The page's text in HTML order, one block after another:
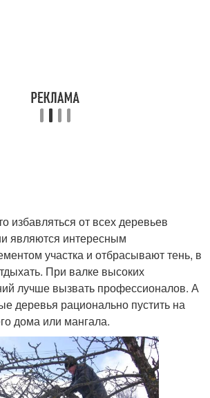
избавляться от всех деревьев
являются интересным
участка и отбрасывают тень, в
При валке высоких
лучше вызвать профессионалов. А
деревья рационально пустить на
дома или мангала.